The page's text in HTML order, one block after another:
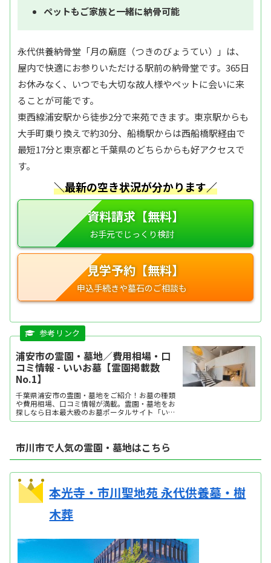
ペットもご家族と一緒に納骨可能
永代供養納骨堂「月の廟庭（つきのびょうてい）」は、
屋内で快適にお参りいただける駅前の納骨堂です。365日
お休みなく、いつでも大切な故人様やペットに会いに来
ることが可能です。
東西線浦安駅から徒歩2分で来苑できます。東京駅からも
大手町乗り換えで約30分、船橋駅からは西船橋駅経由で
最短17分と東京都と千葉県のどちらからも好アクセスで
す。
＼最新の空き状況が分かります／
資料請求【無料】
見学予約【無料】
浦安市の霊園・墓地／費用相場・口
コミ情報 - いいお墓【霊園掲載数
No.1】
千葉県浦安市の霊園・墓地をご紹介！お墓の種類
や費用相場、口コミ情報が満載。霊園・墓地をお
探しなら日本最大級のお墓ポータルサイト「いい
お墓」にお任せください。資料請求・見学予約・
中。
市川市で人気の霊園・墓地はこちら
本光寺・市川聖地苑 永代供養墓・樹
木葬